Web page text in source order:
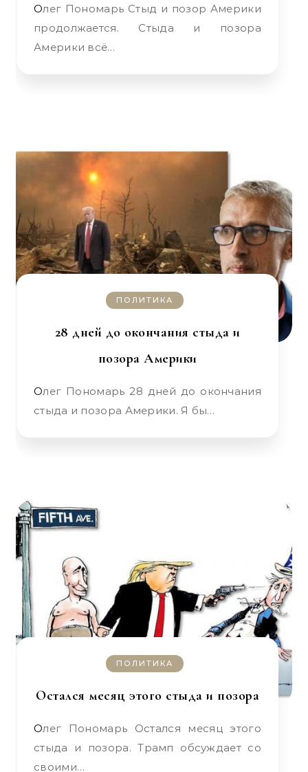
Олег Пономарь Стыд и позор Америки
продолжается. Стыда и позора
Америки всё…
ПОЛИТИКА
28 дней до окончания стыда и
позора Америки
Олег Пономарь 28 дней до окончания
стыда и позора Америки. Я бы…
ПОЛИТИКА
Остался месяц этого стыда и позора
Олег Пономарь Остался месяц этого
стыда и позора. Трамп обсуждает со
своими…